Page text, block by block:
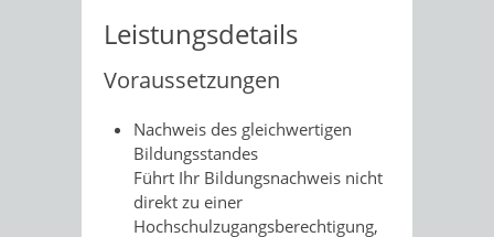
Leistungsdetails
Voraussetzungen
Nachweis des gleichwertigen
Bildungsstandes
Führt Ihr Bildungsnachweis nicht
direkt zu einer
Hochschulzugangsberechtigung,